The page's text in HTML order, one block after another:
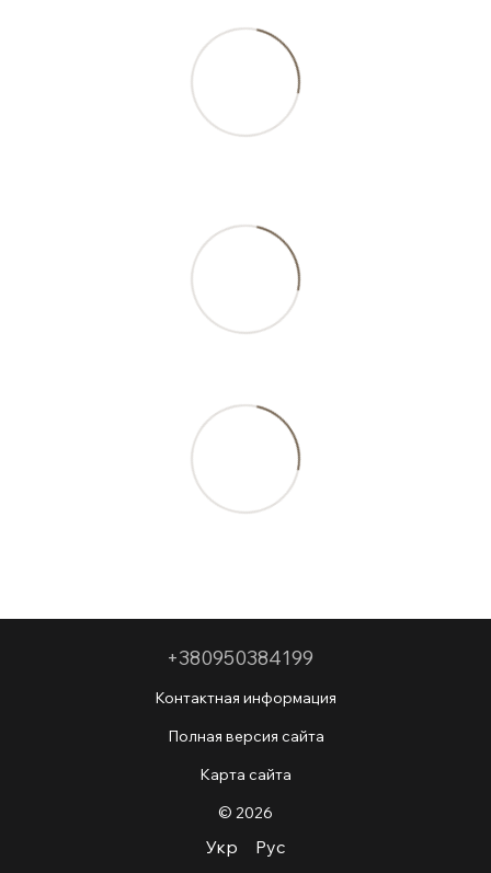
+380950384199
Контактная информация
Полная версия сайта
Карта сайта
© 2026
Укр Рус